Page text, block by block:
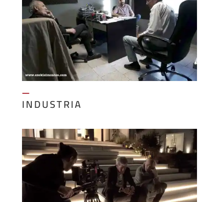
—
INDUSTRIA